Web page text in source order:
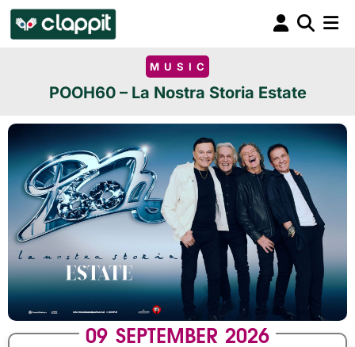
MUSIC
POOH60 – La Nostra Storia Estate
09 SEPTEMBER 2026